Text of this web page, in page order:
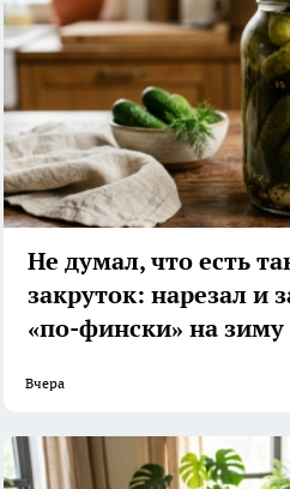
Не думал, что есть
закруток: нарезал и
«по-фински» на зиму
Вчера